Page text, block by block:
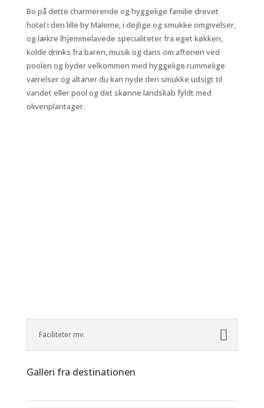
Bo på dette charmerende og hyggelige familie drevet
hotel i den lille by Maleme, i dejlige og smukke omgivelser,
oglækre lhjemmelavede specialiteter fra eget køkken,
kolde drinks fra baren, musik og dans om aftenen ved
poolen og byder velkommen med hyggelige rummelige
værelser og altaner du kan nyde den smukke udsigt til
vandet eller pool og det skønne landskab fyldt med
olivenplantager.
Faciliteter mv.
Galleri fra destinationen